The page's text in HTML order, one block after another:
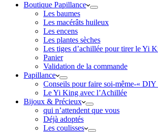
Boutique Papillance
Les baumes
Les macérâts huileux
Les encens
Les plantes sèches
Les tiges d’achillée pour tirer le Yi
Panier
Validation de la commande
Papillance
Conseils pour faire soi-même-« DIY
Le Yi King avec l’Achillée
Bijoux & Précieux
qui n’attendent que vous
Déjà adoptés
Les coulisses